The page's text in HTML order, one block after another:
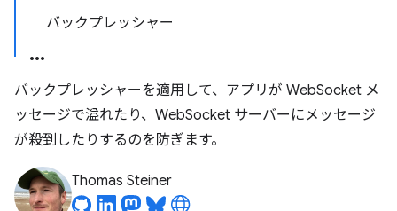
バックプレッシャー
バックプレッシャーを適用して、アプリが WebSocket メ
ッセージで溢れたり、WebSocket サーバーにメッセージ
が殺到したりするのを防ぎます。
Thomas Steiner